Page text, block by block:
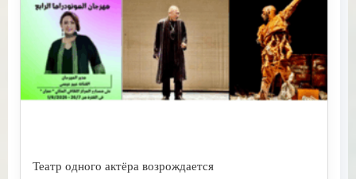
Театр одного актёра возрождается